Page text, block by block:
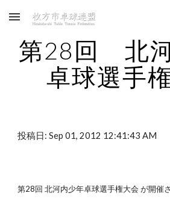
Skip to main content
第28回　北
卓球選手
投稿日: Sep 01, 2012 12:41:43 AM
第28回 北河内少年卓球選手権大会 が開催